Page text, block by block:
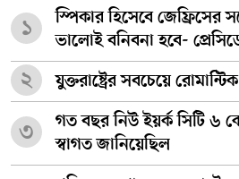
১
স্পিকার হিসেবে জেফ্রিসের
ভালোই বনিবনা হবে-
২ যুক্তরাষ্ট্রের সবচেয়ে
৩
গত বছর নিউ ইয়র্ক সিটি ৬
স্বাগত জানিয়েছিল